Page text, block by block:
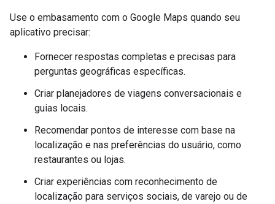
Use o embasamento com o Google Maps quando seu
aplicativo precisar:
Fornecer respostas completas e precisas para
perguntas geográficas específicas.
Criar planejadores de viagens conversacionais e
guias locais.
Recomendar pontos de interesse com base na
localização e nas preferências do usuário, como
restaurantes ou lojas.
Criar experiências com reconhecimento de
localização para serviços sociais, de varejo ou de